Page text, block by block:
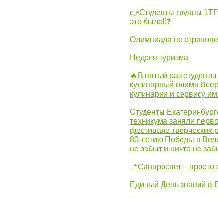
👉Студенты группы
это было‼❓
Олимпиада по
Неделя туризма
🔥В пятый раз
кулинарный олимп
кулинарии и сервису
Студенты
техникума заняли
фестивале
80-летию Победы в
не забыт и ничто не
📍Санпросвет –
Единый День знаний в